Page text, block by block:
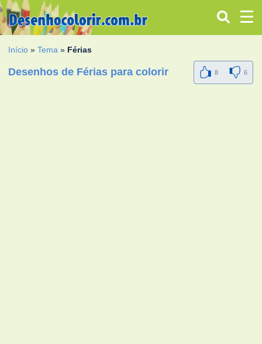
Início »Tema » Férias
Desenhos de Férias para colorir 8 6